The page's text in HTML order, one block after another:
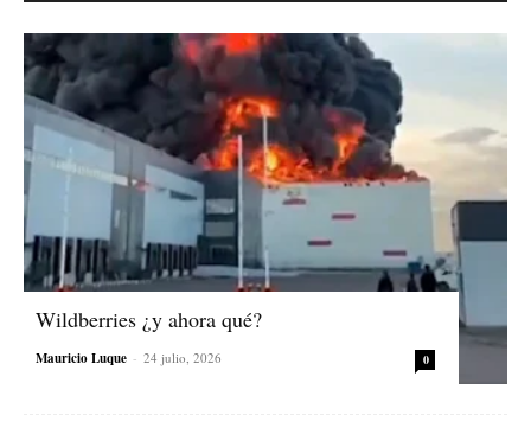
Wildberries ¿y ahora qué?
Mauricio Luque - 24 julio, 2026 0